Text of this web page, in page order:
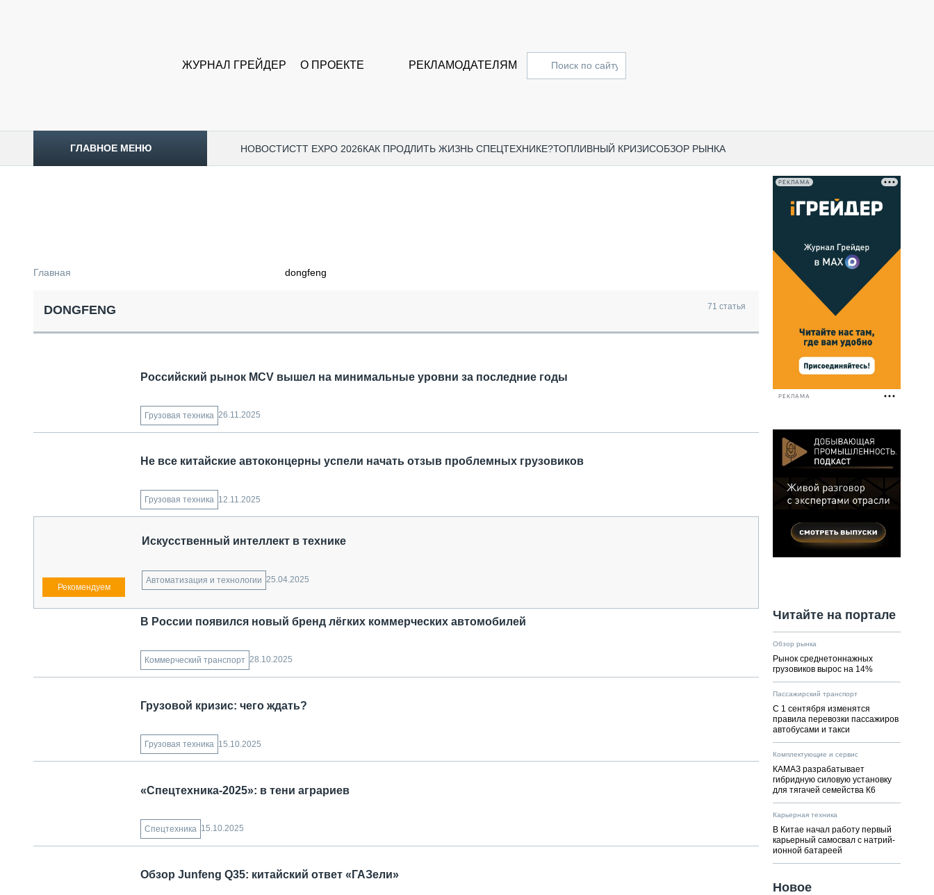
ЖУРНАЛ ГРЕЙДЕР О ПРОЕКТЕ РЕКЛАМОДАТЕЛЯМ
ГЛАВНОЕ МЕНЮ НОВОСТИCTT EXPO 2026КАК ПРОДЛИТЬ ЖИЗНЬ СПЕЦТЕХНИКЕ?ТОПЛИВНЫЙ КРИЗИСОБЗОР РЫНКА
СПЕЦТЕХНИКА И ТРАНСПОРТ
ГРУЗОПЕРЕВОЗКИ
ТЕХНИКА КРУПНЫМ ПЛАНОМ
ДОРОЖНАЯ ИНДУСТРИЯ
СЕРВИСМЕНЫ
БЛИЖАЙШИЕ МЕРОПРИЯТИЯ
ПАССАЖИРСКИЙ ТРАНСПОРТ
АВТОМАТИЗАЦИЯ И ТЕХНОЛОГИИ
Главная dongfeng
DONGFENG 71 статья
Российский рынок MCV вышел на минимальные уровни за последние годы
Грузовая техника 26.11.2025
Не все китайские автоконцерны успели начать отзыв проблемных грузовиков
Грузовая техника 12.11.2025
Искусственный интеллект в технике
Автоматизация и технологии 25.04.2025
В России появился новый бренд лёгких коммерческих автомобилей
Коммерческий транспорт 28.10.2025
Грузовой кризис: чего ждать?
Грузовая техника 15.10.2025
«Спецтехника-2025»: в тени аграриев
Спецтехника 15.10.2025
Обзор Junfeng Q35: китайский ответ «ГАЗели»
РЕКЛАМА
РЕКЛАМА
Читайте на портале
Обзор рынка
Рынок среднетоннажных
грузовиков вырос на 14%
Пассажирский транспорт
С 1 сентября изменятся
правила перевозки пассажиров
автобусами и такси
Комплектующие и сервис
КАМАЗ разрабатывает
гибридную силовую установку
для тягачей семейства К6
Карьерная техника
В Китае начал работу первый
карьерный самосвал с натрий-
ионной батареей
Новое